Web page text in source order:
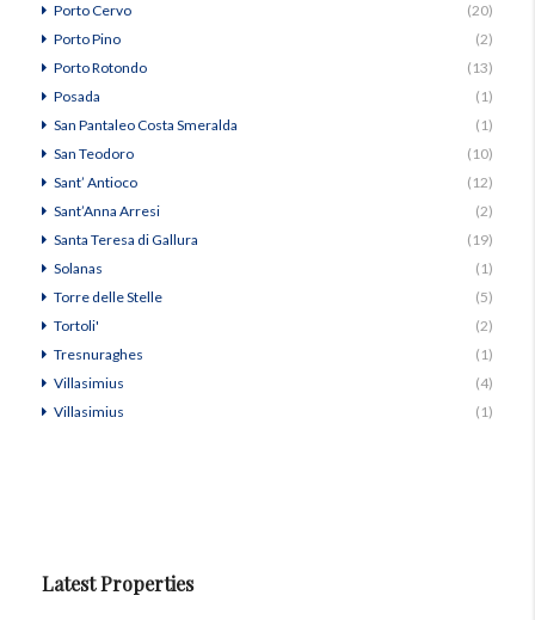
Porto Cervo
(20)
Porto Pino
(2)
Porto Rotondo
(13)
Posada
(1)
San Pantaleo Costa Smeralda
(1)
San Teodoro
(10)
Sant’ Antioco
(12)
Sant’Anna Arresi
(2)
Santa Teresa di Gallura
(19)
Solanas
(1)
Torre delle Stelle
(5)
Tortoli'
(2)
Tresnuraghes
(1)
Villasimius
(4)
Villasimius
(1)
Latest Properties